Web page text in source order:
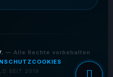
— Alle Rechte vorbehalten
COOKIES
SEIT 2019